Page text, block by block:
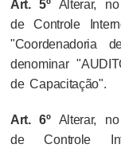
Art. 5ºAlterar, no
de Controle
"Coordenadoria
denominar
de Capacitação".
Art. 6ºAlterar, no
de Controle